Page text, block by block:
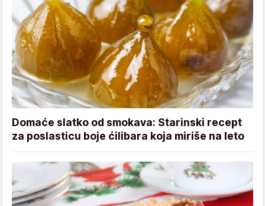
Domaće slatko od smokava: Starinski recept
za poslasticu boje ćilibara koja miriše na leto